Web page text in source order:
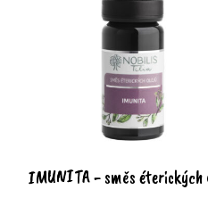
IMUNITA - směs éterických